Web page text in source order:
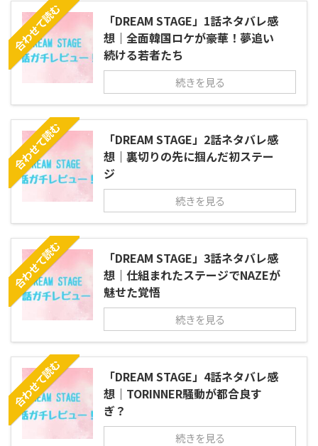
合わせて読む
「DREAM STAGE」1話ネタバレ感
想｜全面韓国ロケが豪華！夢追い
続ける若者たち
続きを見る
合わせて読む
「DREAM STAGE」2話ネタバレ感
想｜裏切りの先に掴んだ初ステー
ジ
続きを見る
合わせて読む
「DREAM STAGE」3話ネタバレ感
想｜仕組まれたステージでNAZEが
魅せた覚悟
続きを見る
合わせて読む
「DREAM STAGE」4話ネタバレ感
想｜TORINNER騒動が都合良す
ぎ？
続きを見る